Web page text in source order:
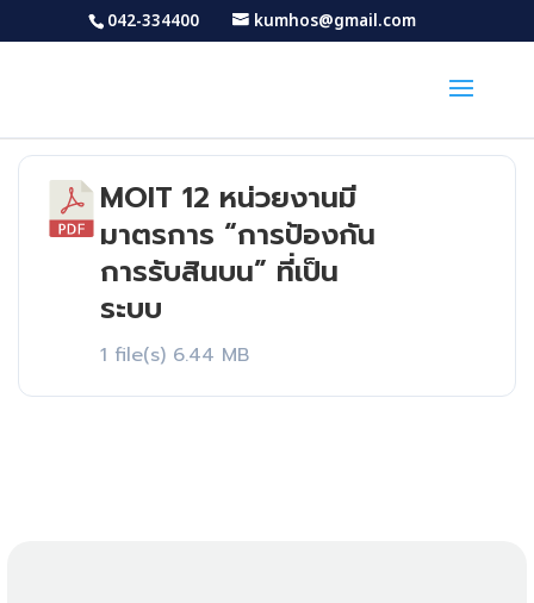
042-334400 kumhos@gmail.com
MOIT 12 หน่วยงานมี
มาตรการ “การป้องกัน
การรับสินบน” ที่เป็น
ระบบ
1 file(s) 6.44 MB